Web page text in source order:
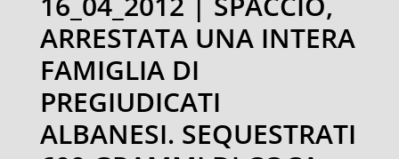
ARRESTATA UNA INTERA
FAMIGLIA DI
PREGIUDICATI
ALBANESI. SEQUESTRATI